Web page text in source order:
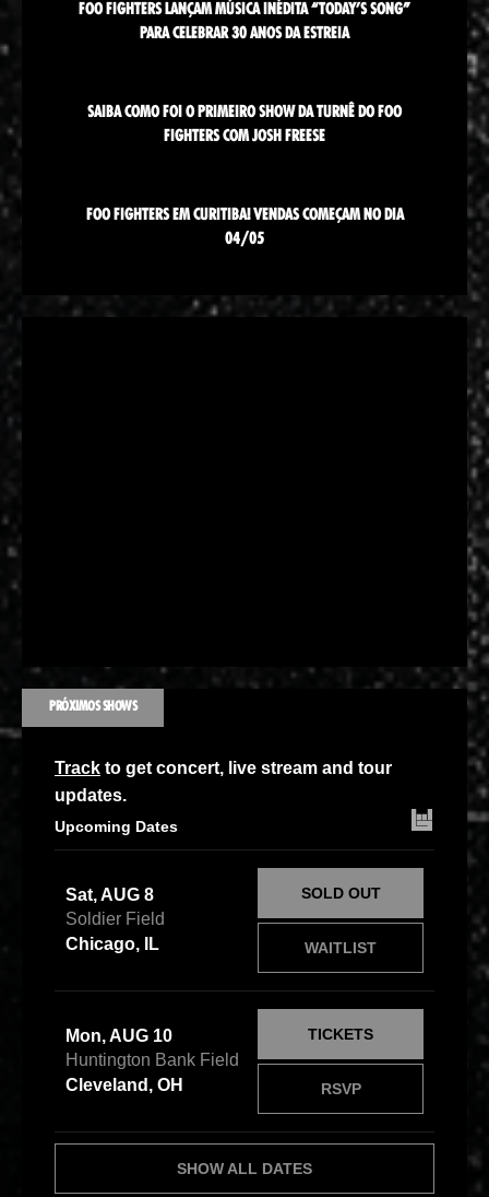
FOO FIGHTERS LANÇAM MÚSICA INÉDITA “TODAY’S SONG”
PARA CELEBRAR 30 ANOS DA ESTREIA
SAIBA COMO FOI O PRIMEIRO SHOW DA TURNÊ DO FOO
FIGHTERS COM JOSH FREESE
FOO FIGHTERS EM CURITIBA! VENDAS COMEÇAM NO DIA
04/05
PRÓXIMOS SHOWS
Track to get concert, live stream and tour
updates.
Upcoming Dates
Sat, AUG 8
Soldier Field
Chicago, IL
WAITLIST
SOLD OUT
Mon, AUG 10
Huntington Bank Field
Cleveland, OH
RSVP
TICKETS
SHOW ALL DATES